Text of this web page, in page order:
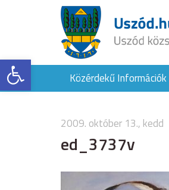
Eszköztár megnyitásaKözérdekű Információk
2009. október 13., kedd
ed_3737v